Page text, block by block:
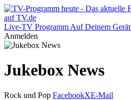
Live-TV Programm Auf Deinem Gerät
Anmelden
Jukebox News
Rock und Pop FacebookXE-Mail